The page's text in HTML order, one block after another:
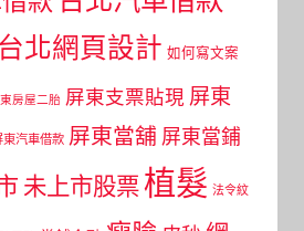
台北網頁設計 如何寫文案
房屋二胎 屏東支票貼現 屏東
東汽車借款 屏東當舖 屏東當鋪
未上市股票植髮 法令紋